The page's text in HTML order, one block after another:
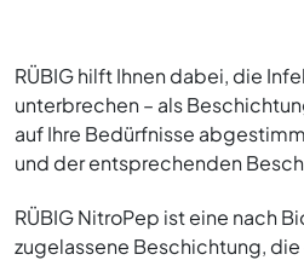
RÜBIG hilft Ihnen dabei, die
unterbrechen – als
auf Ihre Bedürfnisse
und der entsprechenden
RÜBIG NitroPep ist eine nach
zugelassene Beschichtung,